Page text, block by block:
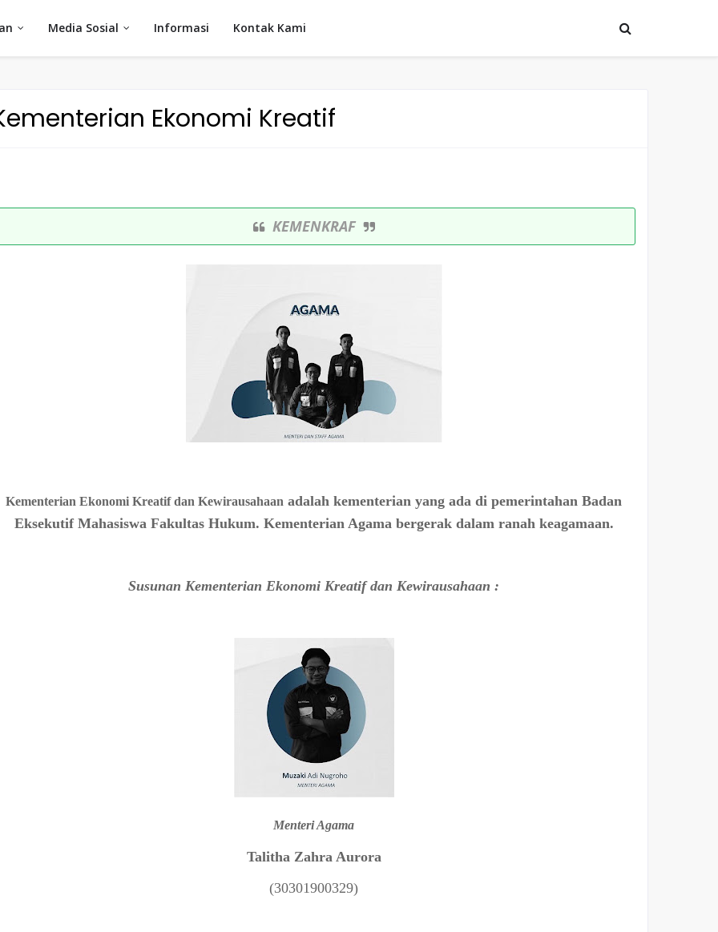
Media Sosial Informasi Kontak Kami
Ekonomi Kreatif
KEMENKRAF
Kementerian Ekonomi Kreatif dan Kewirausahaan adalah kementerian yang ada di pemerintahan Badan
Eksekutif Mahasiswa Fakultas Hukum. Kementerian Agama bergerak dalam ranah keagamaan.
Susunan Kementerian Ekonomi Kreatif dan Kewirausahaan :
Menteri Agama
Talitha Zahra Aurora
(30301900329)